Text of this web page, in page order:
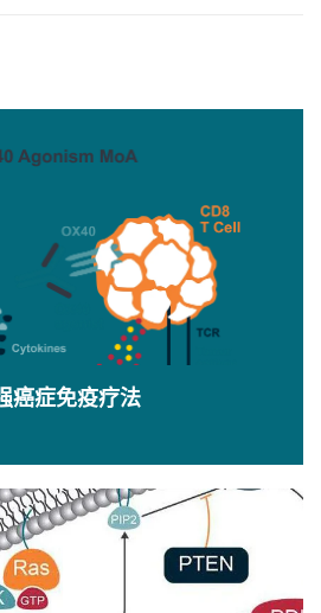
癌症免疫疗法